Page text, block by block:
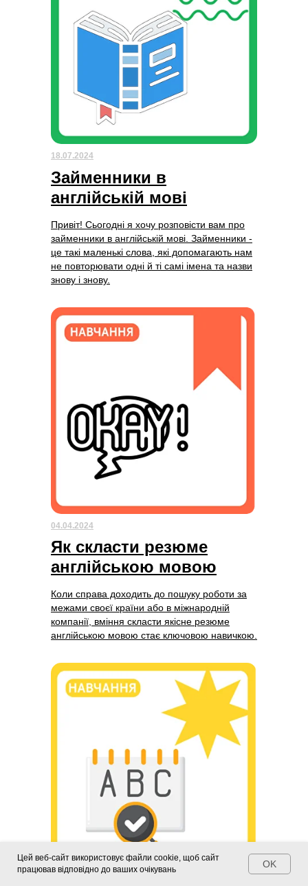
Займенники в
англійській мові
Привіт! Сьогодні я хочу розповісти вам про
займенники в англійській мові. Займенники -
це такі маленькі слова, які допомагають нам
не повторювати одні й ті самі імена та назви
знову і знову.
18.07.2024
Як скласти резюме
англійською мовою
Коли справа доходить до пошуку роботи за
межами своєї країни або в міжнародній
компанії, вміння скласти якісне резюме
англійською мовою стає ключовою навичкою.
04.04.2024
Цей веб-сайт використовує файли cookie, щоб сайт
працював відповідно до ваших очікувань
OK